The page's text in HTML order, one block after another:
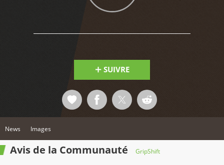
SUIVRE
News Images
Avis de la Communauté GripShift